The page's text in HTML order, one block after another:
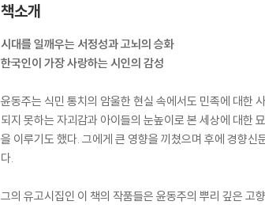
책소개
시대를 일깨우는 서정성과 고뇌의 승화
한국인이 가장 사랑하는 시인의 감성
윤동주는 식민 통치의 암울한 현실 속에서도 민족에 대한
되지 못하는 자괴감과 아이들의 눈높이로 본 세상에 대한
을 이루기도 했다. 그에게 큰 영향을 끼쳤으며 후에 경향신
다.
그의 유고시집인 이 책의 작품들은 윤동주의 뿌리 깊은 고